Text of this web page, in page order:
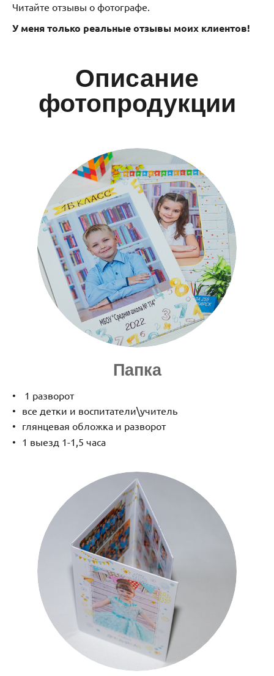
Читайте отзывы о фотографе.
У меня только реальные отзывы моих клиентов!
Описание
фотопродукции
Папка
1 разворот
все детки и воспитатели\учитель
глянцевая обложка и разворот
1 выезд 1-1,5 часа